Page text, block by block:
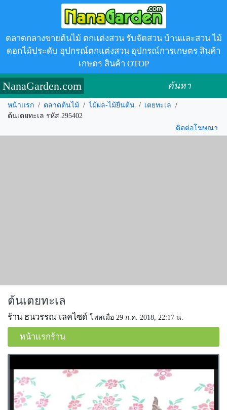
ตลาดกลางขายต้นไม้ ตกแต่งสวน รับจัดสวน บ้านและสวน ไม้
ดอกไม้ประดับ อุปกรณ์ตกแต่งสวน อุปกรณ์การเกษตร สินค้า
เกษตร สินค้า OTOP
NanaGarden.com ค้นหา
หน้าแรก / ตลาดต้นไม้ / ไม้ผล-ไม้ยืนต้น / เตยทะเล /
ต้นเตยทะเล รหัส.295402
ติดต่อโฆษณา
ต้นเตยทะเล
ร้าน ธนวรรณ เลคไซด์ โพสเมื่อ 29 ก.ค. 2018, 22:17 น.
หน้าแรกร้าน